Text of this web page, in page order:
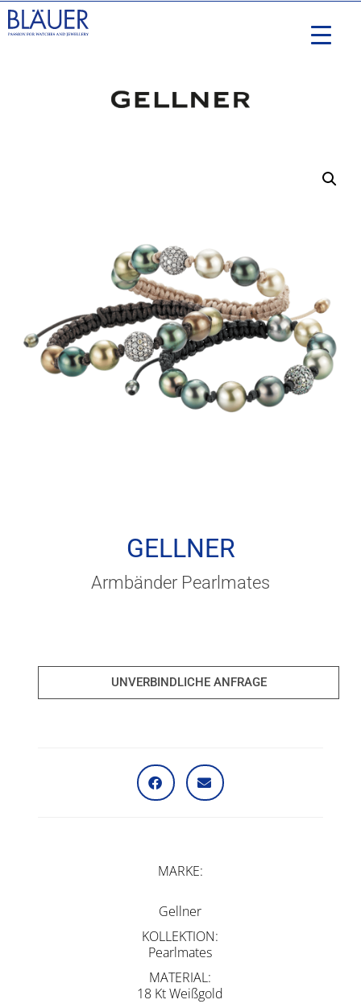
GELLNER
Armbänder Pearlmates
UNVERBINDLICHE ANFRAGE
MARKE
Gellner
KOLLEKTION
Pearlmates
MATERIAL
18 Kt Weißgold